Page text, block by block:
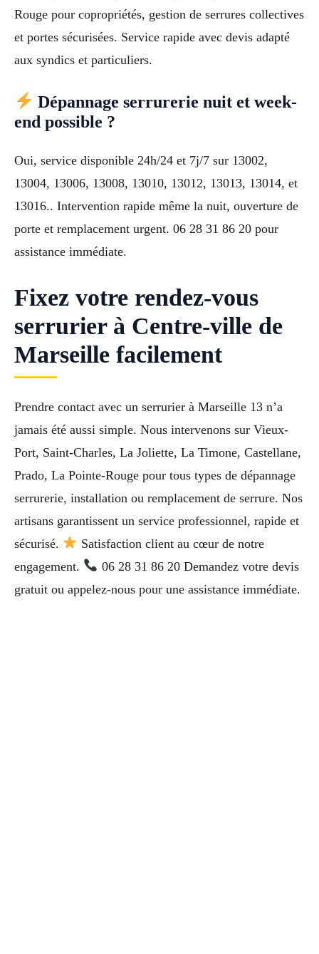
Rouge pour copropriétés, gestion de serrures collectives
et portes sécurisées. Service rapide avec devis adapté
aux syndics et particuliers.
Dépannage serrurerie nuit et week-
end possible ?
Oui, service disponible 24h/24 et 7j/7 sur 13002,
13004, 13006, 13008, 13010, 13012, 13013, 13014, et
13016.. Intervention rapide même la nuit, ouverture de
porte et remplacement urgent. 06 28 31 86 20 pour
assistance immédiate.
Fixez votre rendez-vous
serrurier à Centre-ville de
Marseille facilement
Prendre contact avec un serrurier à Marseille 13 n’a
jamais été aussi simple. Nous intervenons sur Vieux-
Port, Saint-Charles, La Joliette, La Timone, Castellane,
Prado, La Pointe-Rouge pour tous types de dépannage
serrurerie, installation ou remplacement de serrure. Nos
artisans garantissent un service professionnel, rapide et
sécurisé.
Satisfaction client au cœur de notre
engagement.
06 28 31 86 20 Demandez votre devis
gratuit ou appelez-nous pour une assistance immédiate.